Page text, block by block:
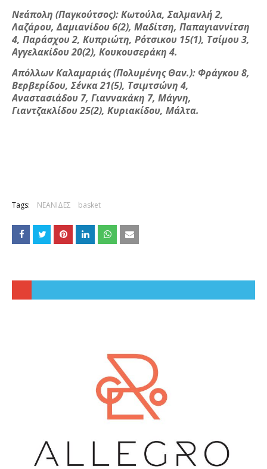
Νεάπολη (Παγκούτσος): Κωτούλα, Σαλμανλή 2,
Λαζάρου, Δαμιανίδου 6(2), Μαδίτση, Παπαγιαννίτση
4, Παράσχου 2, Κυπριώτη, Ρότσικου 15(1), Τσίμου 3,
Αγγελακίδου 20(2), Κουκουσεράκη 4.
Απόλλων Καλαμαριάς (Πολυμένης Θαν.): Φράγκου 8,
Βερβερίδου, Σένκα 21(5), Τσιμτσώνη 4,
Αναστασιάδου 7, Γιαννακάκη 7, Μάγνη,
Γιαντζακλίδου 25(2), Κυριακίδου, Μάλτα.
Tags: ΝΕΑΝΙΔΕΣ basket